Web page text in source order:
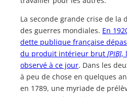
La seconde grande crise de la
des guerres mondiales. En
dette publique française
du produit intérieur brut [PIB],
observé à ce jour. Dans les
à peu de chose en quelques
en 1789, une myriade de